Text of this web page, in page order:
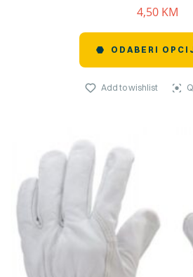
4,50 KM
ODABERI
Add to wishlist